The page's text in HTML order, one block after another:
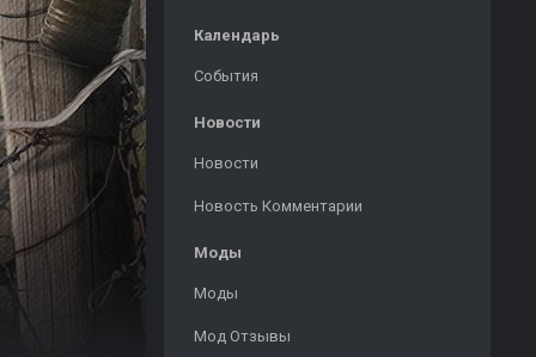
Календарь
События
Новости
Новости
Новость Комментарии
Моды
Моды
Мод Отзывы